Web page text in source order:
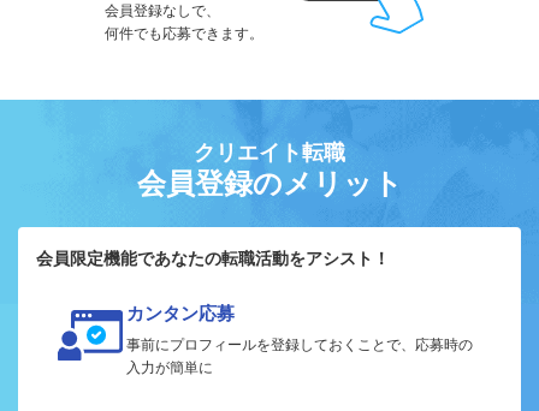
会員登録なしで、
何件でも応募できます。
クリエイト転職
会員登録のメリット
会員限定機能であなたの転職活動をアシスト！
カンタン応募
事前にプロフィールを登録しておくことで、応募時の
入力が簡単に